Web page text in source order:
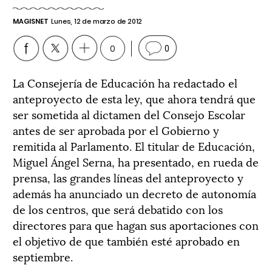
MAGISNET Lunes, 12 de marzo de 2012
0 0
La Consejería de Educación ha redactado el
anteproyecto de esta ley, que ahora tendrá que
ser sometida al dictamen del Consejo Escolar
antes de ser aprobada por el Gobierno y
remitida al Parlamento. El titular de Educación,
Miguel Ángel Serna, ha presentado, en rueda de
prensa, las grandes líneas del anteproyecto y
además ha anunciado un decreto de autonomía
de los centros, que será debatido con los
directores para que hagan sus aportaciones con
el objetivo de que también esté aprobado en
septiembre.